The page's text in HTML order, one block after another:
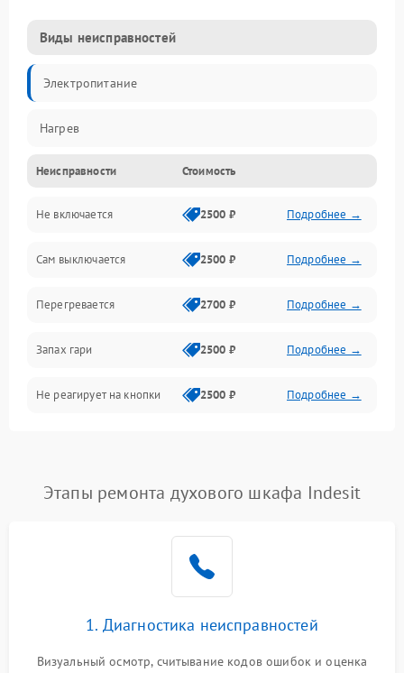
Виды неисправностей
Электропитание
Нагрев
Неисправности Стоимость
Не включается 2500 ₽ Подробнее →
Сам выключается 2500 ₽ Подробнее →
Перегревается 2700 ₽ Подробнее →
Запах гари 2500 ₽ Подробнее →
Не реагирует на кнопки 2500 ₽ Подробнее →
Этапы ремонта духового шкафа Indesit
1. Диагностика неисправностей
Визуальный осмотр, считывание кодов ошибок и оценка